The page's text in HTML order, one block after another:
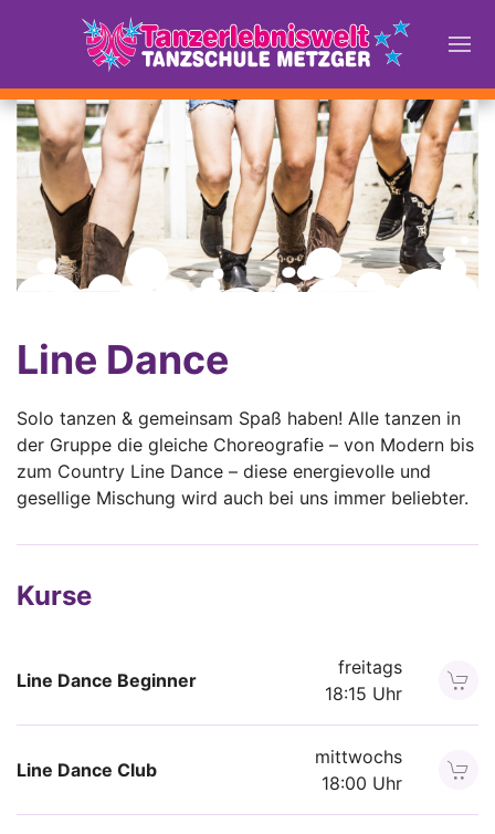
Line Dance
Solo tanzen & gemeinsam Spaß haben! Alle tanzen in
der Gruppe die gleiche Choreografie – von Modern bis
zum Country Line Dance – diese energievolle und
gesellige Mischung wird auch bei uns immer beliebter.
Kurse
Line Dance Beginner
freitags
18:15 Uhr
Line Dance Club
mittwochs
18:00 Uhr